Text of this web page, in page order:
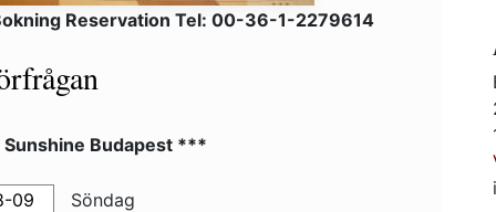
Reservation Tel: 00-36-1-2279614
Budapest ***
Söndag